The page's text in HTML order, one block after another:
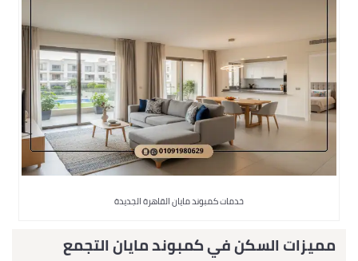
خدمات كمبوند مايان القاهرة الجديدة
مميزات السكن في كمبوند مايان التجمع